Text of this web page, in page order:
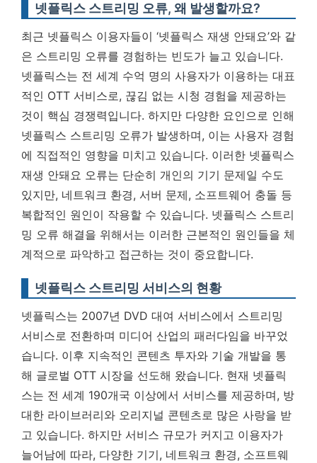
넷플릭스 스트리밍 오류, 왜 발생할까요?
최근 넷플릭스 이용자들이 ‘넷플릭스 재생 안돼요’와 같
은 스트리밍 오류를 경험하는 빈도가 늘고 있습니다.
넷플릭스는 전 세계 수억 명의 사용자가 이용하는 대표
적인 OTT 서비스로, 끊김 없는 시청 경험을 제공하는
것이 핵심 경쟁력입니다. 하지만 다양한 요인으로 인해
넷플릭스 스트리밍 오류가 발생하며, 이는 사용자 경험
에 직접적인 영향을 미치고 있습니다. 이러한 넷플릭스
재생 안돼요 오류는 단순히 개인의 기기 문제일 수도
있지만, 네트워크 환경, 서버 문제, 소프트웨어 충돌 등
복합적인 원인이 작용할 수 있습니다. 넷플릭스 스트리
밍 오류 해결을 위해서는 이러한 근본적인 원인들을 체
계적으로 파악하고 접근하는 것이 중요합니다.
넷플릭스 스트리밍 서비스의 현황
넷플릭스는 2007년 DVD 대여 서비스에서 스트리밍
서비스로 전환하며 미디어 산업의 패러다임을 바꾸었
습니다. 이후 지속적인 콘텐츠 투자와 기술 개발을 통
해 글로벌 OTT 시장을 선도해 왔습니다. 현재 넷플릭
스는 전 세계 190개국 이상에서 서비스를 제공하며, 방
대한 라이브러리와 오리지널 콘텐츠로 많은 사랑을 받
고 있습니다. 하지만 서비스 규모가 커지고 이용자가
늘어남에 따라, 다양한 기기, 네트워크 환경, 소프트웨